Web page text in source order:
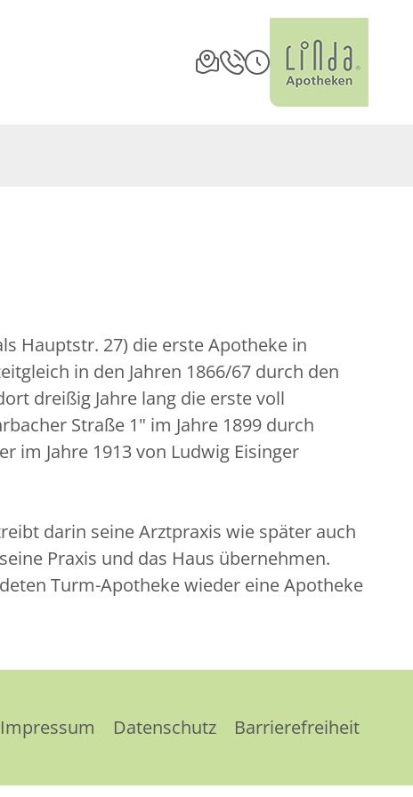
Hauptstr. 27) die erste Apotheke in
in den Jahren 1866/67 durch den
dreißig Jahre lang die erste voll
Straße 1" im Jahre 1899 durch
im Jahre 1913 von Ludwig Eisinger
darin seine Arztpraxis wie später auch
Praxis und das Haus übernehmen.
Turm-Apotheke wieder eine Apotheke
Impressum Datenschutz Barrierefreiheit